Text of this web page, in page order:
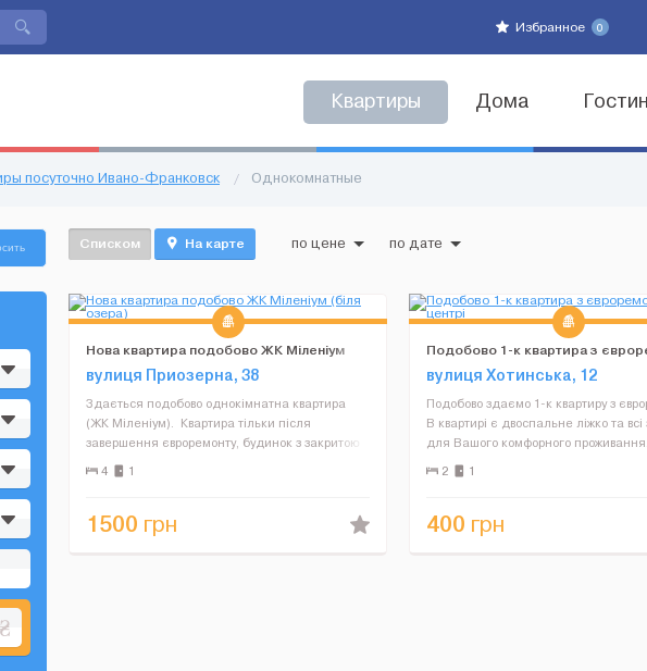
Избранное 0
Квартиры Дома
посуточно Ивано-Франковск / Однокомнатные
Списком На карте по цене по дате
Нова квартира подобово ЖК Міленіум
(біля озера)
вулиця Приозерна, 38
Здається подобово однокімнатна квартира
(ЖК Міленіум). Квартира тільки після
завершення євроремонту, будинок з закритою
територією під цілодобовою охороною, біля
міського озера та парку, 5 хв на авто до центру.
4 1
1500 грн
Подобово 1-к квартира з
в центрі
вулиця Хотинська, 12
Подобово здаємо 1-к квартиру з
В квартирі є двоспальне ліжко та всі
для Вашого комфорного
будинку знаходиться зупинка
транспорту, на якому Ви зможете
2 1
400 грн